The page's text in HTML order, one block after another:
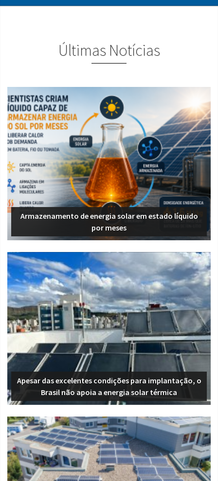
Últimas Notícias
Armazenamento de energia solar em estado líquido
por meses
Apesar das excelentes condições para implantação, o
Brasil não apoia a energia solar térmica